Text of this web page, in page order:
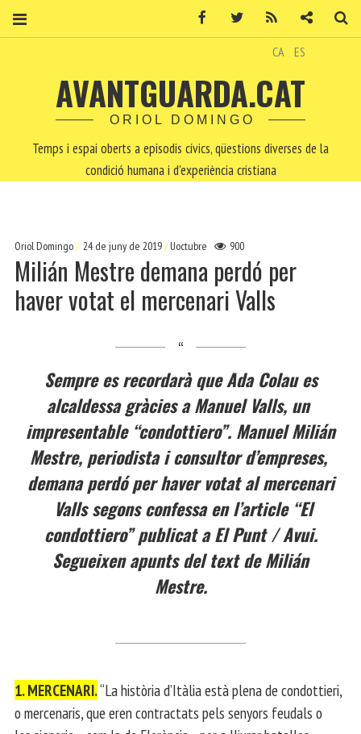
CA ES
AVANTGUARDA.CAT
ORIOL DOMINGO
Temps i espai oberts a episodis cívics, qüestions diverses de la
condició humana i d'experiència cristiana
Oriol Domingo 24 de juny de 2019 Uoctubre 900
Milián Mestre demana perdó per
haver votat el mercenari Valls
Sempre es recordarà que Ada Colau es
alcaldessa gràcies a Manuel Valls, un
impresentable “condottiero”. Manuel Milián
Mestre, periodista i consultor d’empreses,
demana perdó per haver votat al mercenari
Valls segons confessa en l’article “El
condottiero” publicat a El Punt / Avui.
Segueixen apunts del text de Milián
Mestre.
1. MERCENARI.“La història d’Itàlia està plena de condottieri,
o mercenaris, que eren contractats pels senyors feudals o
Facebook Twitter Contacte